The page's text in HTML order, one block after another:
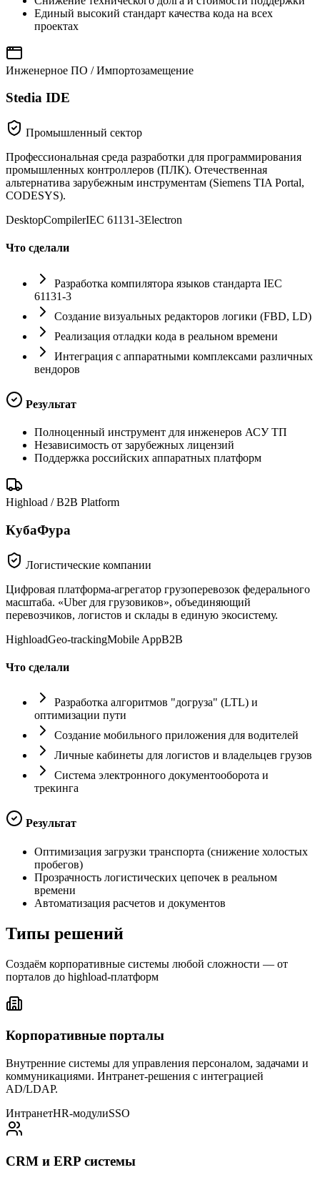
Единый высокий стандарт качества кода на всех
проектах
Инженерное ПО / Импортозамещение
Stedia IDE
Промышленный сектор
Профессиональная среда разработки для программирования
промышленных контроллеров (ПЛК). Отечественная
альтернатива зарубежным инструментам (Siemens TIA Portal,
CODESYS).
DesktopCompilerIEC 61131-3Electron
Что сделали
Разработка компилятора языков стандарта IEC
61131-3
Создание визуальных редакторов логики (FBD, LD)
Реализация отладки кода в реальном времени
Интеграция с аппаратными комплексами различных
вендоров
Результат
Полноценный инструмент для инженеров АСУ ТП
Независимость от зарубежных лицензий
Поддержка российских аппаратных платформ
Highload / B2B Platform
КубаФура
Логистические компании
Цифровая платформа-агрегатор грузоперевозок федерального
масштаба. «Uber для грузовиков», объединяющий
перевозчиков, логистов и склады в единую экосистему.
HighloadGeo-trackingMobile AppB2B
Что сделали
Разработка алгоритмов "догруза" (LTL) и
оптимизации пути
Создание мобильного приложения для водителей
Личные кабинеты для логистов и владельцев грузов
Система электронного документооборота и
трекинга
Результат
Оптимизация загрузки транспорта (снижение холостых
пробегов)
Прозрачность логистических цепочек в реальном
времени
Автоматизация расчетов и документов
Типы решений
Создаём корпоративные системы любой сложности — от
порталов до highload-платформ
Корпоративные порталы
Внутренние системы для управления персоналом, задачами и
коммуникациями. Интранет-решения с интеграцией
AD/LDAP.
ИнтранетHR-модулиSSO
CRM и ERP системы